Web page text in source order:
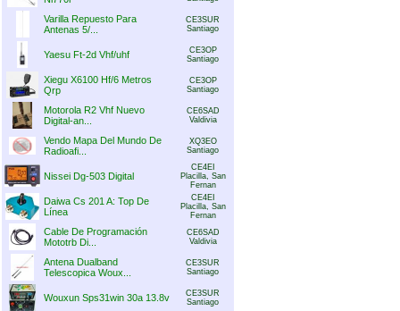
Varilla Repuesto Para
Antenas 5/...
CE3SUR
Santiago
Yaesu Ft-2d Vhf/uhf
CE3OP
Santiago
Xiegu X6100 Hf/6 Metros
Qrp
CE3OP
Santiago
Motorola R2 Vhf Nuevo
Digital-an...
CE6SAD
Valdivia
Vendo Mapa Del Mundo De
Radioafi...
XQ3EO
Santiago
Nissei Dg-503 Digital
CE4EI
Placilla, San
Fernan
Daiwa Cs 201 A: Top De
Línea
CE4EI
Placilla, San
Fernan
Cable De Programación
Mototrb Di...
CE6SAD
Valdivia
Antena Dualband
Telescopica Woux...
CE3SUR
Santiago
Wouxun Sps31win 30a 13.8v
CE3SUR
Santiago